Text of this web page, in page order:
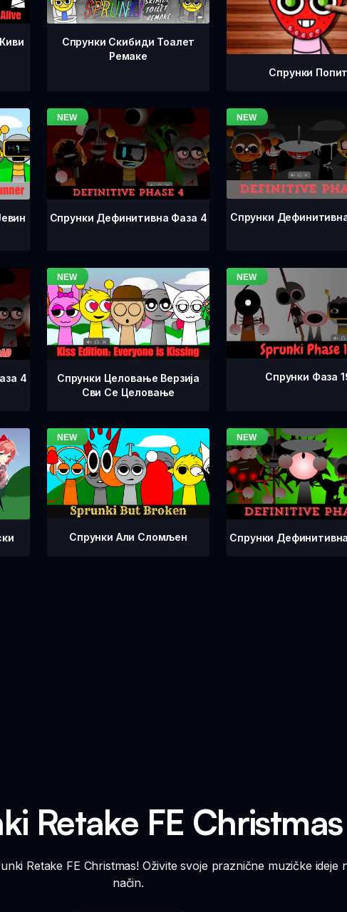
Спрунки Скибиди Тоалет
Ремаке
Спрунки Попит
Спрунки Дефинитивна Фаза 4 Спрунки
4
Спрунки Целовање Верзија
Сви Се Целовање
Спрунки Фаза
Спрунки Али Сломљен Спрунки
Retake FE Christmas
Retake FE Christmas! Oživite svoje praznične muzičke ideje
način.